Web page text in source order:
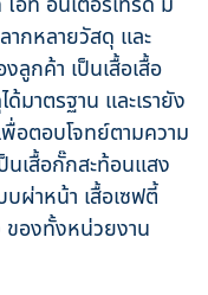
ากหลายวัสดุ และ
ลูกค้า เป็นเสื้อเสื้อ
าตรฐาน และเรายัง
อตอบโจทย์ตามความ
นเสื้อกั๊กสะท้อนแสง
ผ่าหน้า เสื้อเซฟตี้
ของทั้งหน่วยงาน